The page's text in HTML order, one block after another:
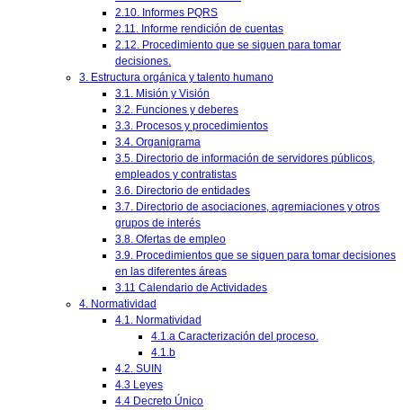
2.10. Informes PQRS
2.11. Informe rendición de cuentas
2.12. Procedimiento que se siguen para tomar
decisiones.
3. Estructura orgánica y talento humano
3.1. Misión y Visión
3.2. Funciones y deberes
3.3. Procesos y procedimientos
3.4. Organigrama
3.5. Directorio de información de servidores públicos,
empleados y contratistas
3.6. Directorio de entidades
3.7. Directorio de asociaciones, agremiaciones y otros
grupos de interés
3.8. Ofertas de empleo
3.9. Procedimientos que se siguen para tomar decisiones
en las diferentes áreas
3.11 Calendario de Actividades
4. Normatividad
4.1. Normatividad
4.1.a Caracterización del proceso.
4.1.b
4.2. SUIN
4.3 Leyes
4.4 Decreto Único